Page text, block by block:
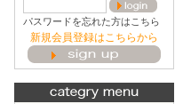
パスワードを忘れた方はこちら
新規会員登録はこちらから